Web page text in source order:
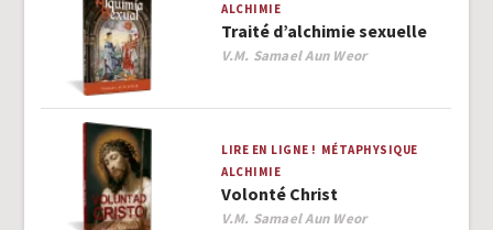
ALCHIMIE
Traité d’alchimie sexuelle
Author
V.M. Samael Aun Weor
LIRE EN LIGNE ! MÉTAPHYSIQUE
ALCHIMIE
Volonté Christ
Author
V.M. Samael Aun Weor